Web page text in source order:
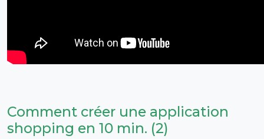
Comment créer une application
shopping en 10 min. (2)